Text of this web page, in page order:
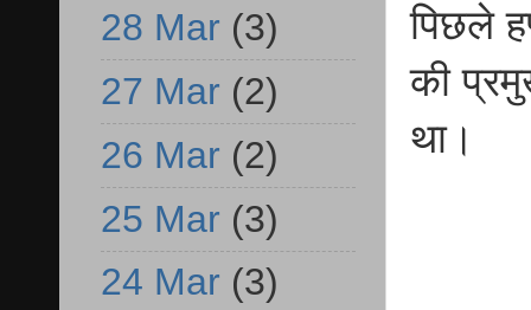
पिछले
की
था।
28 Mar (3)
27 Mar (2)
26 Mar (2)
25 Mar (3)
24 Mar (3)